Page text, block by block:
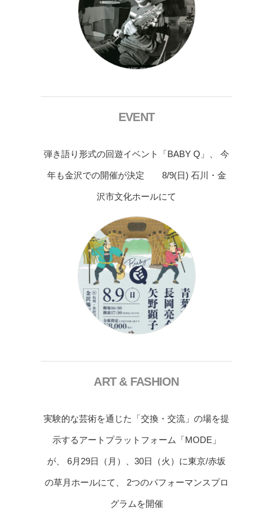
EVENT
弾き語り形式の回遊イベント「BABY Q」、 今
年も金沢での開催が決定 8/9(日) 石川・金
沢市文化ホールにて
ART & FASHION
実験的な芸術を通じた「交換・交流」の場を提
示するアートプラットフォーム「MODE」
が、 6月29日（月）、30日（火）に東京/赤坂
の草月ホールにて、 2つのパフォーマンスプロ
グラムを開催